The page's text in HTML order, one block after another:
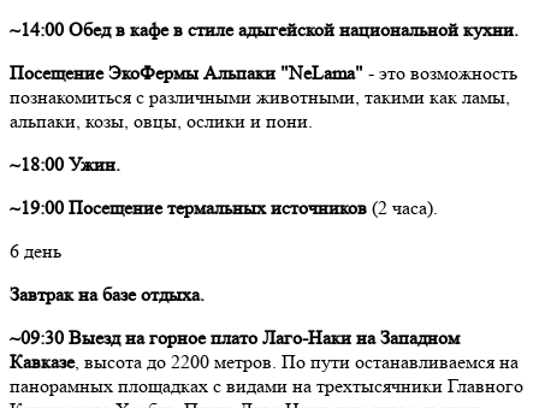
~14:00 Обед в кафе в стиле адыгейской национальной кухни.
Посещение ЭкоФермы Альпаки "NeLama" - это возможность
познакомиться с различными животными, такими как ламы,
альпаки, козы, овцы, ослики и пони.
~18:00 Ужин.
~19:00 Посещение термальных источников (2 часа).
6 день
Завтрак на базе отдыха.
~09:30 Выезд на горное плато Лаго-Наки на Западном
Кавказе, высота до 2200 метров. По пути останавливаемся на
панорамных площадках с видами на трехтысячники Главного